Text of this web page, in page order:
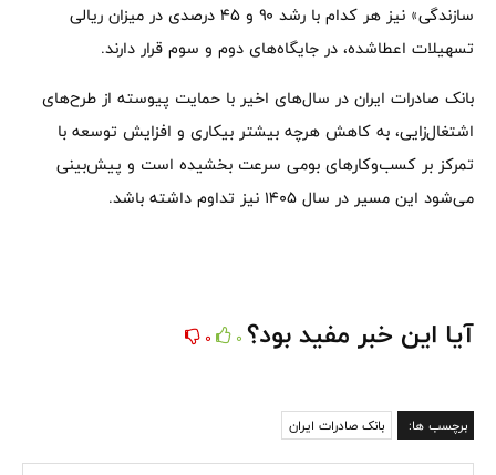
سازندگی» نیز هر کدام با رشد ۹۰ و ۴۵ درصدی در میزان ریالی
تسهیلات اعطاشده، در جایگاه‌های دوم و سوم قرار دارند.
بانک صادرات ایران در سال‌های اخیر با حمایت پیوسته از طرح‌های
اشتغال‌زایی، به کاهش هرچه بیشتر بیکاری و افزایش توسعه با
تمرکز بر کسب‌وکارهای بومی سرعت بخشیده است و پیش‌بینی
می‌شود این مسیر در سال ۱۴۰۵ نیز تداوم داشته باشد.
آیا این خبر مفید بود؟ 0
0
برچسب ها: بانک صادرات ایران